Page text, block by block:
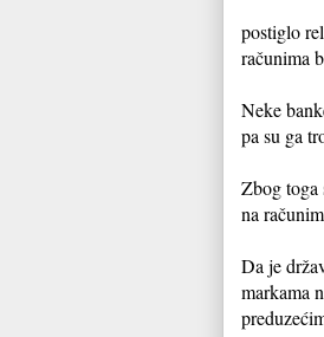
postiglo
računima
Neke
pa su ga
Zbog toga
na
Da je
markama